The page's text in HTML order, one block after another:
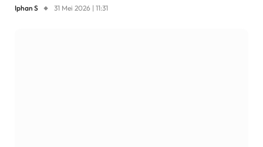
Iphan S 31 Mei 2026 | 11:31